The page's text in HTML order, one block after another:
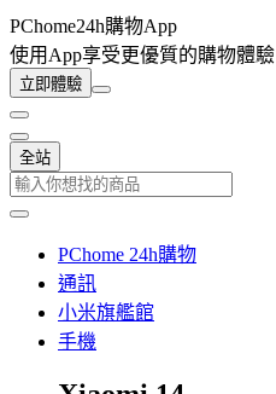
PChome24h購物App
使用App享受更優質的購物體驗
立即體驗
全站
PChome 24h購物
通訊
小米旗艦館
手機